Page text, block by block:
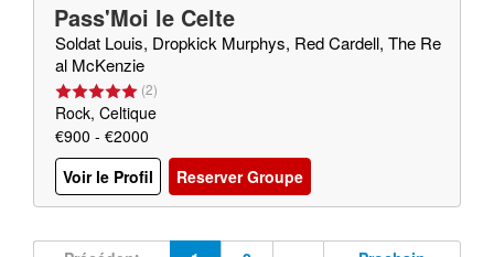
Pass'Moi le Celte
Soldat Louis, Dropkick Murphys, Red Cardell, The Re
al McKenzie
(2)
Rock, Celtique
€900 - €2000
Voir le Profil
Reserver Groupe